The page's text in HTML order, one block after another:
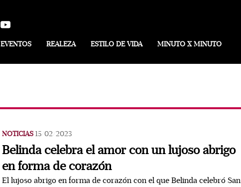
EVENTOS REALEZA ESTILO DE VIDA MINUTO X MINUTO
NOTICIAS 15/02/2023
Belinda celebra el amor con un lujoso abrigo
en forma de corazón
El lujoso abrigo en forma de corazón con el que Belinda celebró San